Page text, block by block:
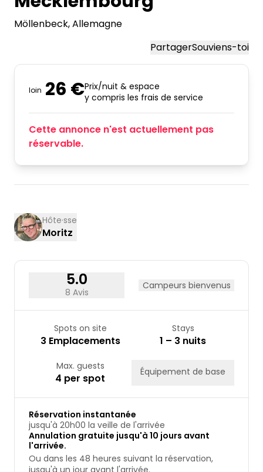
Möllenbeck, Allemagne
PartagerSouviens-toi
loin 26 €Prix/nuit & espace
y compris les frais de service
Cette annonce n'est actuellement pas
réservable.
Hôte·sse
Moritz
5.0
8 Avis
Campeurs bienvenus
Spots on site
3 Emplacements
Stays
1 – 3 nuits
Max. guests
4 per spot Équipement de base
Réservation instantanée
jusqu'à 20h00 la veille de l'arrivée
Annulation gratuite jusqu'à 10 jours avant
l'arrivée.
Ou dans les 48 heures suivant la réservation,
jusqu'à un jour avant l'arrivée.